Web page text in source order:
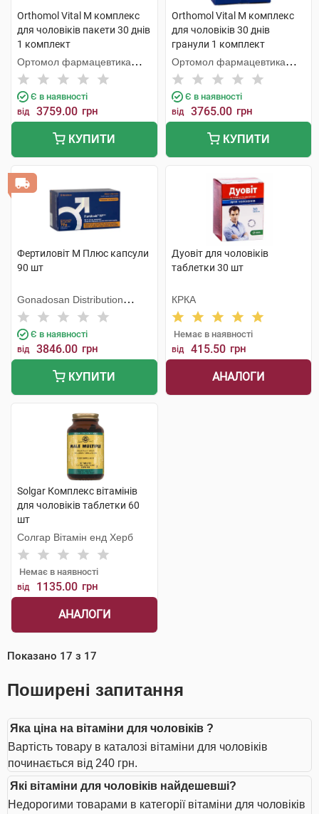
Orthomol Vital M комплекс
для чоловіків пакети 30 днів
1 комплект
Ортомол фармацевтика
Вертрібс ГмбХ
Є в наявності
від 3759.00 грн
КУПИТИ
Orthomol Vital M комплекс
для чоловіків 30 днів
гранули 1 комплект
Ортомол фармацевтика
Вертрібс ГмбХ
Є в наявності
від 3765.00 грн
КУПИТИ
Фертиловіт М Плюс капсули
90 шт
Gonadosan Distribution
GmbH
Є в наявності
від 3846.00 грн
КУПИТИ
Дуовіт для чоловіків
таблетки 30 шт
КРКА
Немає в наявності
від 415.50 грн
АНАЛОГИ
Solgar Комплекс вітамінів
для чоловіків таблетки 60
шт
Солгар Вітамін енд Херб
Немає в наявності
від 1135.00 грн
АНАЛОГИ
Показано 17 з 17
Поширені запитання
Яка ціна на вітаміни для чоловіків ?
Вартість товару в каталозі вітаміни для чоловіків
починається від 240 грн.
Які вітаміни для чоловіків найдешевші?
Недорогими товарами в категорії вітаміни для чоловіків